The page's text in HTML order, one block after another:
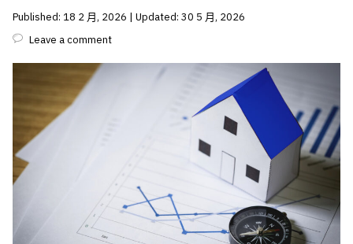
Published: 18 2 月, 2026 | Updated: 30 5 月, 2026
Leave a comment